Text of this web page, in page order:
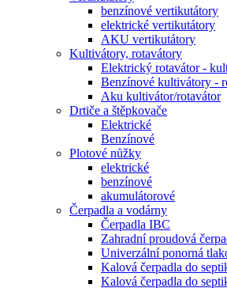
benzínové vertikutátory
elektrické vertikutátory
AKU vertikutátory
Kultivátory, rotavátory
Elektrický rotavátor -
Benzínové kultivátory -
Aku kultivátor/rotavátor
Drtiče a štěpkovače
Elektrické
Benzínové
Plotové nůžky
elektrické
benzínové
akumulátorové
Čerpadla a vodárny
Čerpadla IBC
Zahradní proudová
Univerzální ponorná
Kalová čerpadla do
Kalová čerpadla do